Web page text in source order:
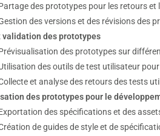
des prototypes pour les retours et
des versions et des révisions des
validation des prototypes
des prototypes sur
des outils de test utilisateur
et analyse des retours des tests
des prototypes pour le
des spécifications et des
de guides de style et de